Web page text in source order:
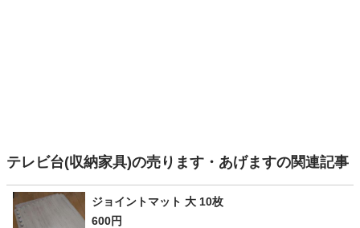
テレビ台(収納家具)の売ります・あげますの関連記事
ジョイントマット 大 10枚
600円